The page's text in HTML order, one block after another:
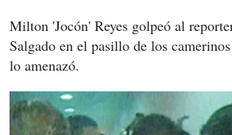
Milton 'Jocón' Reyes golpeó al
Salgado en el pasillo de los
lo amenazó.